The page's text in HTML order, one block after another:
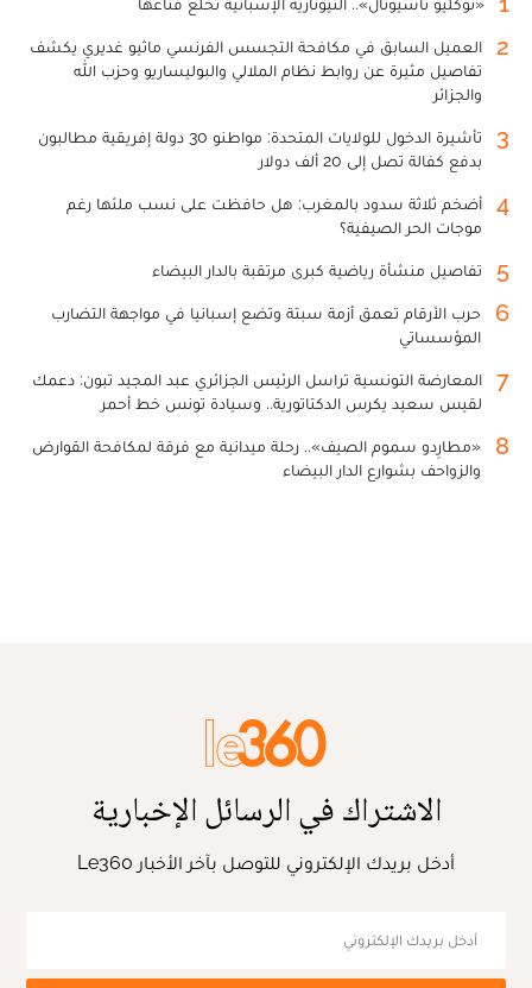
2
العميل السابق في مكافحة التجسس الفرنسي ماثيو غديري يكشف
تفاصيل مثيرة عن روابط نظام الملالي والبوليساريو وحزب الله
والجزائر
3
تأشيرة الدخول للولايات المتحدة: مواطنو 30 دولة إفريقية مطالبون
بدفع كفالة تصل إلى 20 ألف دولار
4
أضخم ثلاثة سدود بالمغرب: هل حافظت على نسب ملئها رغم
موجات الحر الصيفية؟
5 تفاصيل منشأة رياضية كبرى مرتقبة بالدار البيضاء
6
حرب الأرقام تعمق أزمة سبتة وتضع إسبانيا في مواجهة التضارب
المؤسساتي
7
المعارضة التونسية تراسل الرئيس الجزائري عبد المجيد تبون: دعمك
لقيس سعيد يكرس الدكتاتورية.. وسيادة تونس خط أحمر
8
«مطارِدو سموم الصيف».. رحلة ميدانية مع فرقة لمكافحة القوارض
والزواحف بشوارع الدار البيضاء
الاشتراك في الرسائل الإخبارية
أدخل بريدك الإلكتروني للتوصل بآخر الأخبار Le360